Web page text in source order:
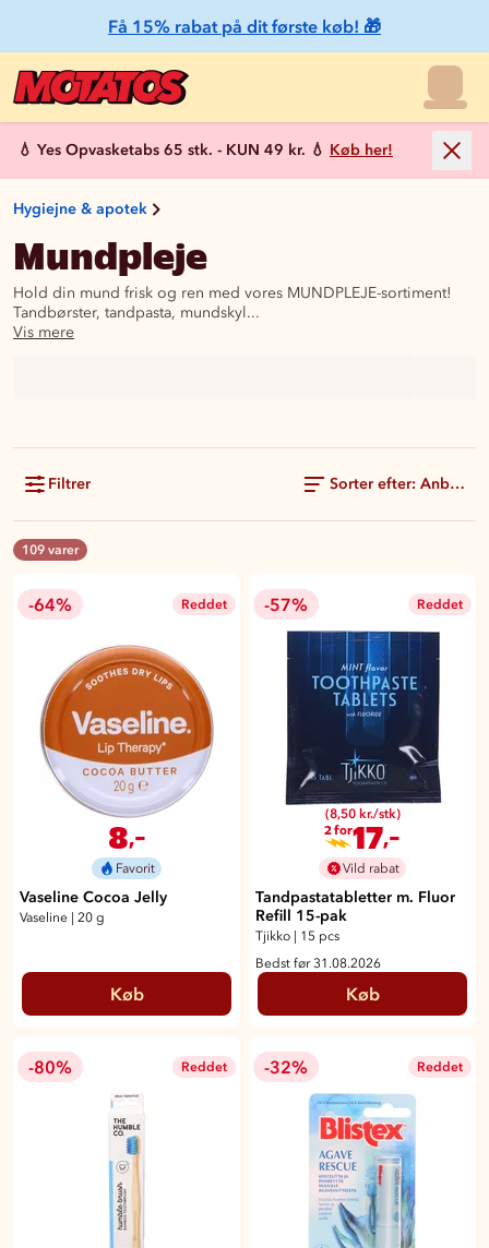
Få 15% rabat på dit første køb! 🎁
💧 Yes Opvasketabs 65 stk. - KUN 49 kr. 💧 Køb her!
Hygiejne & apotek
Mundpleje
Hold din mund frisk og ren med vores MUNDPLEJE-sortiment!
Tandbørster, tandpasta, mundskyl...
Vis mere
Filtrer Sorter efter:
109 varer
-64% Reddet
8,-
Favorit
Vaseline Cocoa Jelly
Vaseline 20 g
Køb
-57% Reddet
(8,50 kr./stk)
2 for17,-
Vild rabat
Tandpastatabletter m. Fluor
Refill 15-pak
Tjikko
15 pcs
Bedst før 31.08.2026
Køb
-80% Reddet -32% Reddet